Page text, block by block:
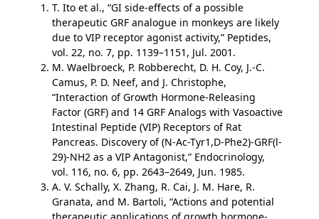
T. Ito et al., “GI side-effects of a possible
therapeutic GRF analogue in monkeys are likely
due to VIP receptor agonist activity,” Peptides,
vol. 22, no. 7, pp. 1139–1151, Jul. 2001.
M. Waelbroeck, P. Robberecht, D. H. Coy, J.-C.
Camus, P. D. Neef, and J. Christophe,
“Interaction of Growth Hormone-Releasing
Factor (GRF) and 14 GRF Analogs with Vasoactive
Intestinal Peptide (VIP) Receptors of Rat
Pancreas. Discovery of (N-Ac-Tyr1,D-Phe2)-GRF(l-
29)-NH2 as a VIP Antagonist,” Endocrinology,
vol. 116, no. 6, pp. 2643–2649, Jun. 1985.
A. V. Schally, X. Zhang, R. Cai, J. M. Hare, R.
Granata, and M. Bartoli, “Actions and potential